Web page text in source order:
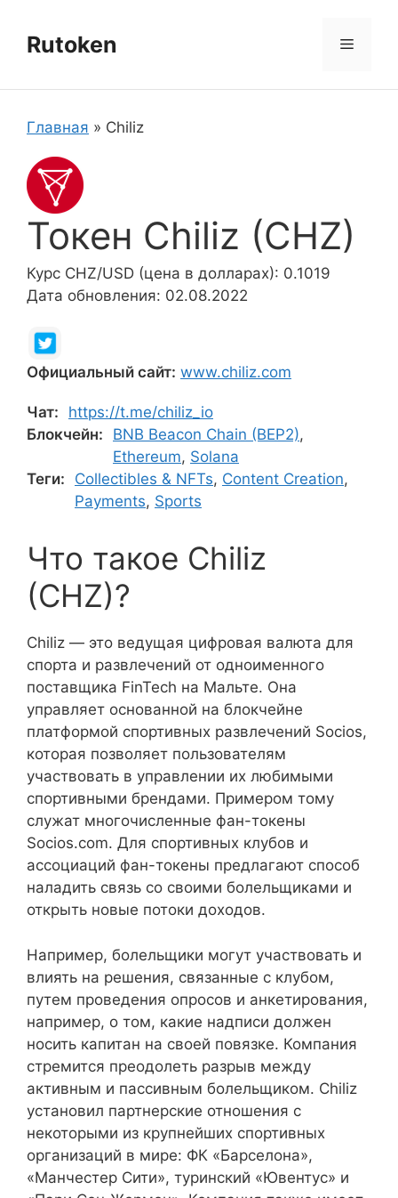
содержимому
Rutoken Меню
Главная » Chiliz
Токен Chiliz (CHZ)
Курс CHZ/USD (цена в долларах): 0.1019
Дата обновления: 02.08.2022
Официальный сайт: www.chiliz.com
Чат:
https://t.me/chiliz_io
Блокчейн:
BNB Beacon Chain (BEP2),
Ethereum, Solana
Теги:
Collectibles & NFTs, Content Creation,
Payments, Sports
Что такое Chiliz
(CHZ)?
Chiliz — это ведущая цифровая валюта для
спорта и развлечений от одноименного
поставщика FinTech на Мальте. Она
управляет основанной на блокчейне
платформой спортивных развлечений Socios,
которая позволяет пользователям
участвовать в управлении их любимыми
спортивными брендами. Примером тому
служат многочисленные фан-токены
Socios.com. Для спортивных клубов и
ассоциаций фан-токены предлагают способ
наладить связь со своими болельщиками и
открыть новые потоки доходов.
Например, болельщики могут участвовать и
влиять на решения, связанные с клубом,
путем проведения опросов и анкетирования,
например, о том, какие надписи должен
носить капитан на своей повязке. Компания
стремится преодолеть разрыв между
активным и пассивным болельщиком. Chiliz
установил партнерские отношения с
некоторыми из крупнейших спортивных
организаций в мире: ФК «Барселона»,
«Манчестер Сити», туринский «Ювентус» и